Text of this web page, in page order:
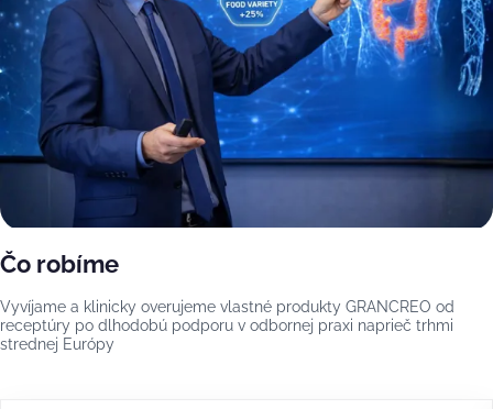
Čo robíme
Vyvíjame a klinicky overujeme vlastné produkty GRANCREO od
receptúry po dlhodobú podporu v odbornej praxi naprieč trhmi
strednej Európy